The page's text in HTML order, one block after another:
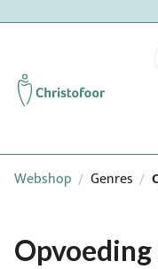
Webshop / Genres /